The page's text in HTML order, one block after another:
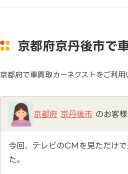
京都府京丹後市で
京都府で車買取カーネクストをご利
京都府 京丹後市 のお客様
今回、テレビのCMを見ただけ
た。